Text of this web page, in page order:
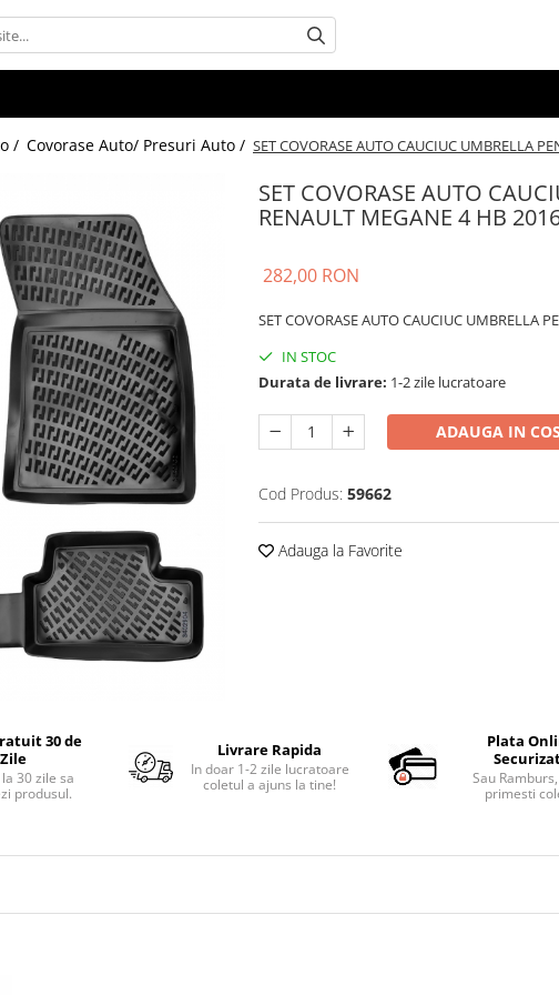
/ Covorase Auto/ Presuri Auto / SET COVORASE AUTO CAUCIUC UMBRELLA
SET COVORASE AUTO
RENAULT MEGANE 4 HB
282,00 RON
SET COVORASE AUTO CAUCIUC UMBRELLA
IN STOC
Durata de livrare: 1-2 zile lucratoare
ADAUGA IN COS
Cod Produs: 59662
Adauga la Favorite
30 de
Zile
30 zile sa
produsul.
Livrare Rapida
In doar 1-2 zile lucratoare
coletul a ajuns la tine!
Plata
Sau
primesti